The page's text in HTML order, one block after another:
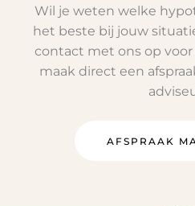
Wil je weten welke
het beste bij jouw
contact met ons op
maak direct een
AFSPRAAK